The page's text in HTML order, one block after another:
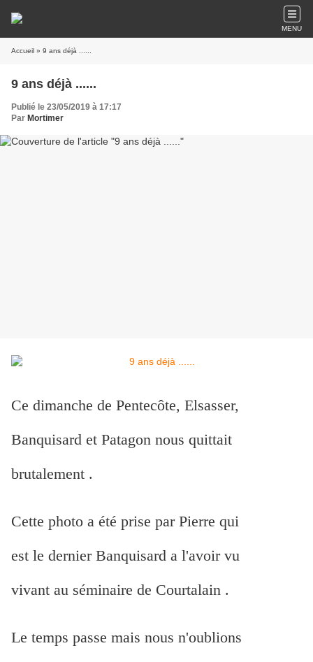
MENU
Accueil » 9 ans déjà ......
9 ans déjà ......
Publié le 23/05/2019 à 17:17
Par Mortimer
Ce dimanche de Pentecôte, Elsasser,
Banquisard et Patagon nous quittait
brutalement .
Cette photo a été prise par Pierre qui
est le dernier Banquisard a l'avoir vu
vivant au séminaire de Courtalain .
Le temps passe mais nous n'oublions